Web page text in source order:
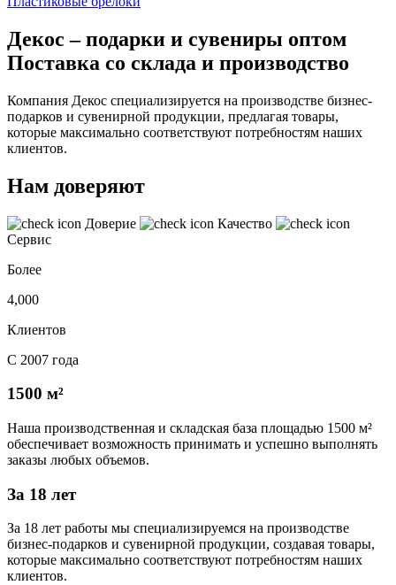
Декос – подарки и сувениры оптом
Поставка со склада и производство
Компания Декос специализируется на производстве бизнес-
подарков и сувенирной продукции, предлагая товары,
которые максимально соответствуют потребностям наших
клиентов.
Нам доверяют
Доверие
Качество
Сервис
Более
4,000
Клиентов
С 2007 года
1500 м²
Наша производственная и складская база площадью 1500 м²
обеспечивает возможность принимать и успешно выполнять
заказы любых объемов.
За 18 лет
За 18 лет работы мы специализируемся на производстве
бизнес-подарков и сувенирной продукции, создавая товары,
которые максимально соответствуют потребностям наших
клиентов.